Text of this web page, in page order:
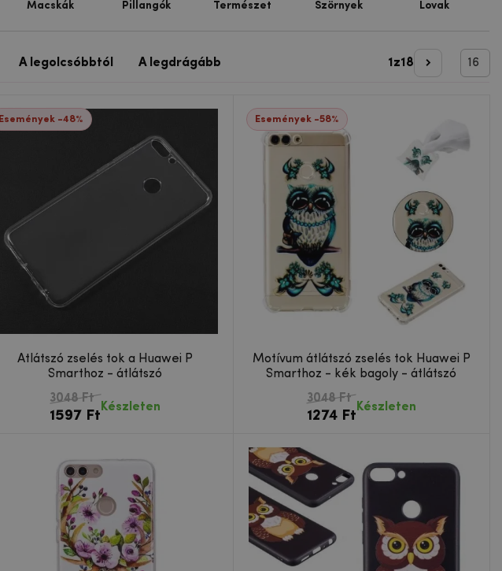
Macskák Pillangók Természet Szörnyek Lovak
A legolcsóbbtól A legdrágább 1 z18
Események -48%
Átlátszó zselés tok a Huawei P
Smarthoz - átlátszó
3048 Ft
1597 Ft
Készleten
Események -58%
Motívum átlátszó zselés tok Huawei P
Smarthoz - kék bagoly - átlátszó
3048 Ft
1274 Ft
Készleten